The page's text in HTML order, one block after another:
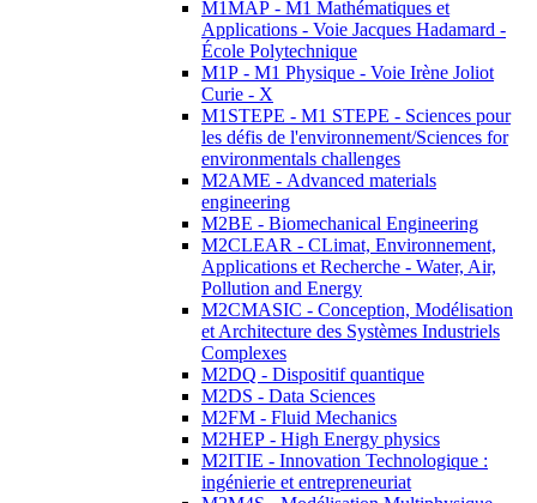
M1MAP - M1 Mathématiques et
Applications - Voie Jacques Hadamard -
École Polytechnique
M1P - M1 Physique - Voie Irène Joliot
Curie - X
M1STEPE - M1 STEPE - Sciences pour
les défis de l'environnement/Sciences for
environmentals challenges
M2AME - Advanced materials
engineering
M2BE - Biomechanical Engineering
M2CLEAR - CLimat, Environnement,
Applications et Recherche - Water, Air,
Pollution and Energy
M2CMASIC - Conception, Modélisation
et Architecture des Systèmes Industriels
Complexes
M2DQ - Dispositif quantique
M2DS - Data Sciences
M2FM - Fluid Mechanics
M2HEP - High Energy physics
M2ITIE - Innovation Technologique :
ingénierie et entrepreneuriat